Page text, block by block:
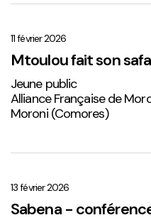
son
safari
musical
(solo)
11 février 2026
Mtoulou fait son
Jeune public
Alliance Française de
Moroni (Comores)
conférence
slamée
13 février 2026
Sabena -